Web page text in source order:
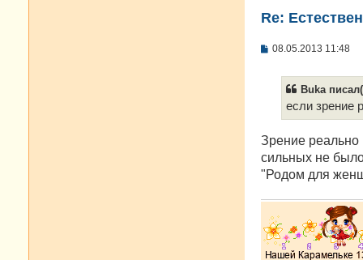
Re:
С
е
08.05.2013 11:48
Buka
если зрение
Зрение реально
сильных не
"Родом для